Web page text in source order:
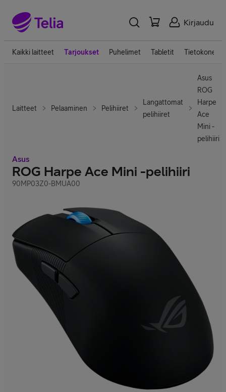
Kirjaudu
Kaikki laitteet Tarjoukset Puhelimet Tabletit Tietokoneet
Laitteet Pelaaminen Pelihiiret
Langattomat
pelihiiret
Asus
ROG
Harpe
Ace
Mini -
pelihiiri
Asus
ROG Harpe Ace Mini -pelihiiri
90MP03Z0-BMUA00